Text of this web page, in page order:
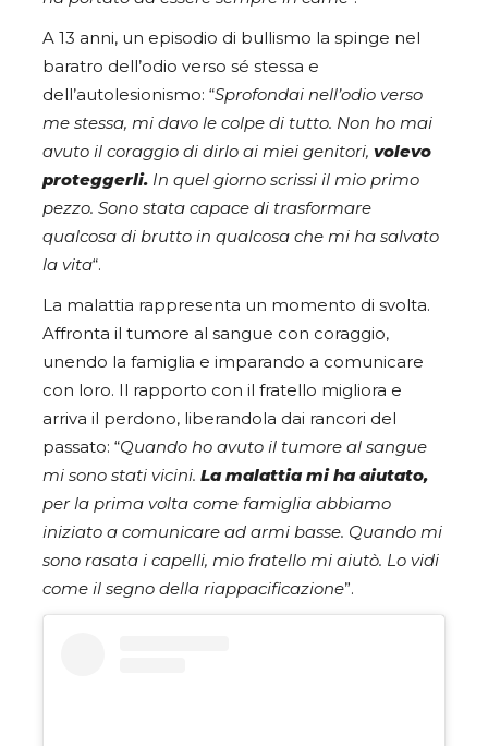
A 13 anni, un episodio di bullismo la spinge nel
baratro dell’odio verso sé stessa e
dell’autolesionismo: “Sprofondai nell’odio verso
me stessa, mi davo le colpe di tutto. Non ho mai
avuto il coraggio di dirlo ai miei genitori, volevo
proteggerli. In quel giorno scrissi il mio primo
pezzo. Sono stata capace di trasformare
qualcosa di brutto in qualcosa che mi ha salvato
la vita“.
La malattia rappresenta un momento di svolta.
Affronta il tumore al sangue con coraggio,
unendo la famiglia e imparando a comunicare
con loro. Il rapporto con il fratello migliora e
arriva il perdono, liberandola dai rancori del
passato: “Quando ho avuto il tumore al sangue
mi sono stati vicini. La malattia mi ha aiutato,
per la prima volta come famiglia abbiamo
iniziato a comunicare ad armi basse. Quando mi
sono rasata i capelli, mio fratello mi aiutò. Lo vidi
come il segno della riappacificazione”.